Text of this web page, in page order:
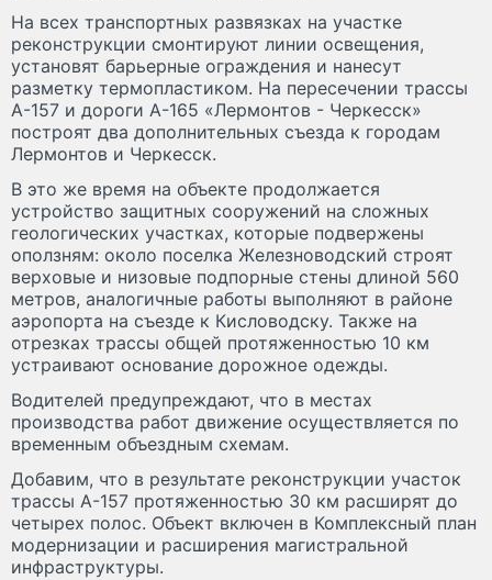
На всех транспортных развязках на участке
реконструкции смонтируют линии освещения,
установят барьерные ограждения и нанесут
разметку термопластиком. На пересечении трассы
А-157 и дороги А-165 «Лермонтов - Черкесск»
построят два дополнительных съезда к городам
Лермонтов и Черкесск.
В это же время на объекте продолжается
устройство защитных сооружений на сложных
геологических участках, которые подвержены
оползням: около поселка Железноводский строят
верховые и низовые подпорные стены длиной 560
метров, аналогичные работы выполняют в районе
аэропорта на съезде к Кисловодску. Также на
отрезках трассы общей протяженностью 10 км
устраивают основание дорожное одежды.
Водителей предупреждают, что в местах
производства работ движение осуществляется по
временным объездным схемам.
Добавим, что в результате реконструкции участок
трассы А-157 протяженностью 30 км расширят до
четырех полос. Объект включен в Комплексный план
модернизации и расширения магистральной
инфраструктуры.